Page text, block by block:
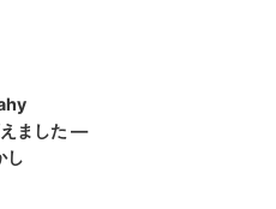
ました ―
し